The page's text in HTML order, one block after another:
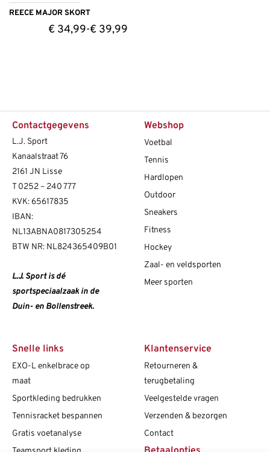
REECE MAJOR SKORT
€34,99-€39,99
Contactgegevens
L.J. Sport
Kanaalstraat 76
2161 JN Lisse
T0252 – 240 777
KVK: 65617835
IBAN:
NL13ABNA0817305254
BTW NR: NL824365409B01
L.J. Sport is dé
sportspeciaalzaak in de
Duin- en Bollenstreek.
Webshop
Voetbal
Tennis
Hardlopen
Outdoor
Sneakers
Fitness
Hockey
Zaal- en veldsporten
Meer sporten
Snelle links
EXO-L enkelbrace op
maat
Sportkleding bedrukken
Tennisracket bespannen
Gratis voetanalyse
Klantenservice
Retourneren &
terugbetaling
Veelgestelde vragen
Verzenden & bezorgen
Contact